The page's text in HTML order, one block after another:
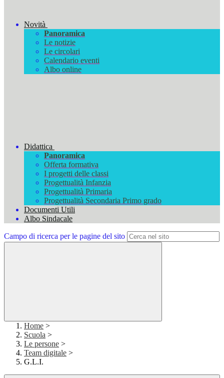
Novità
Panoramica
Le notizie
Le circolari
Calendario eventi
Albo online
Didattica
Panoramica
Offerta formativa
I progetti delle classi
Progettualità Infanzia
Progettualità Primaria
Progettualità Secondaria Primo grado
Documenti Utili
Albo Sindacale
Campo di ricerca per le pagine del sito
Home >
Scuola >
Le persone >
Team digitale >
G.L.I.